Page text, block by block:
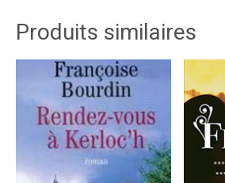
Produits similaires